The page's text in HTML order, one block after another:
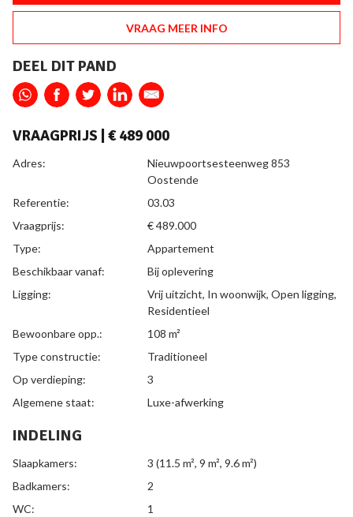
VRAAG MEER INFO
DEEL DIT PAND
VRAAGPRIJS | € 489 000
ALGEMEEN
Adres:
Nieuwpoortsesteenweg 853
Oostende
Referentie:
03.03
Vraagprijs:
€ 489.000
Type:
Appartement
Beschikbaar vanaf:
Bij oplevering
Ligging:
Vrij uitzicht, In woonwijk, Open ligging,
Residentieel
Bewoonbare opp.:
108 m²
Type constructie:
Traditioneel
Op verdieping:
3
Algemene staat:
Luxe-afwerking
INDELING
Slaapkamers: 3 (11.5 m², 9 m², 9.6 m²)
Badkamers:
2
WC:
1